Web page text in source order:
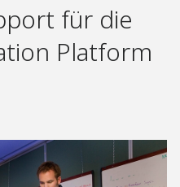
für die
Platform